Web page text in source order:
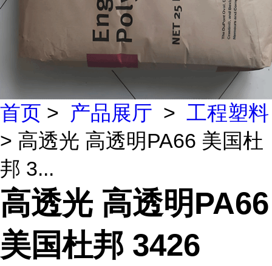
首页 > 产品展厅 > 工程塑料
> 高透光 高透明PA66 美国杜
邦 3...
高透光 高透明PA66
美国杜邦 3426